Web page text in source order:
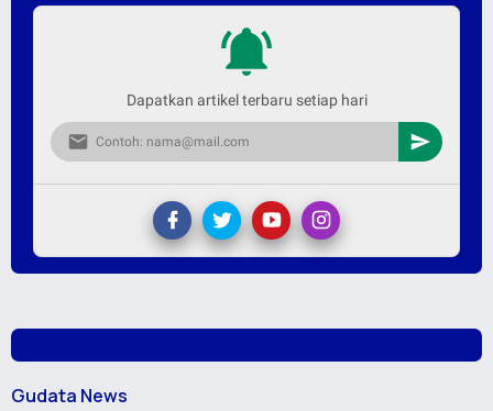
Dapatkan artikel terbaru setiap hari
Gudata News